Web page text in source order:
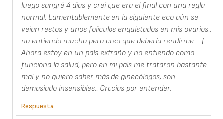
luego sangré 4 días y creí que era el final con una regla
normal. Lamentablemente en la siguiente eco aún se
veían restos y unos folículos enquistados en mis ovarios..
no entiendo mucho pero creo que debería rendirme :-(
Ahora estoy en un país extraño y no entiendo como
funciona la salud, pero en mi país me trataron bastante
mal y no quiero saber más de ginecólogos, son
demasiado insensibles.. Gracias por entender.
Respuesta